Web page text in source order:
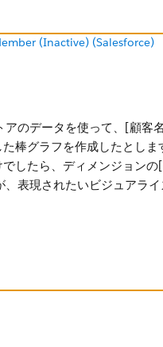
(Inactive) (Salesforce)
のデータを使って、[顧客
棒グラフを作成したとしま
したら、ディメンジョン
表現されたいビジュアラ
えを​あえてLOD表現を使っ
オーダー日])}